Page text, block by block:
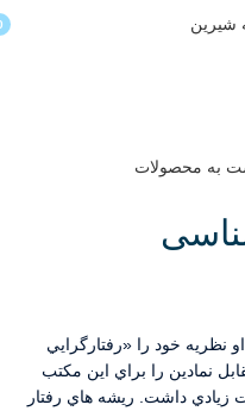
به محصولات
نظريه خود را «رفتارگرايي
نمادين را براي اين مكتب
زيادي داشت. ريشه هاي رفتار